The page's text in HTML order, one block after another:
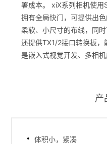
署成本。 xiX系列相机使用
拥有全局快门，可提供出
柔软、小尺寸的布线，同
还提供TX1/2接口转换板，
是嵌入式视觉开发、多相机
产
体积小，紧凑